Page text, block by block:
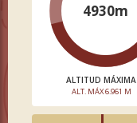
4930m
ALTITUD MÁXIMA
ALT. MÁX 6.961 M